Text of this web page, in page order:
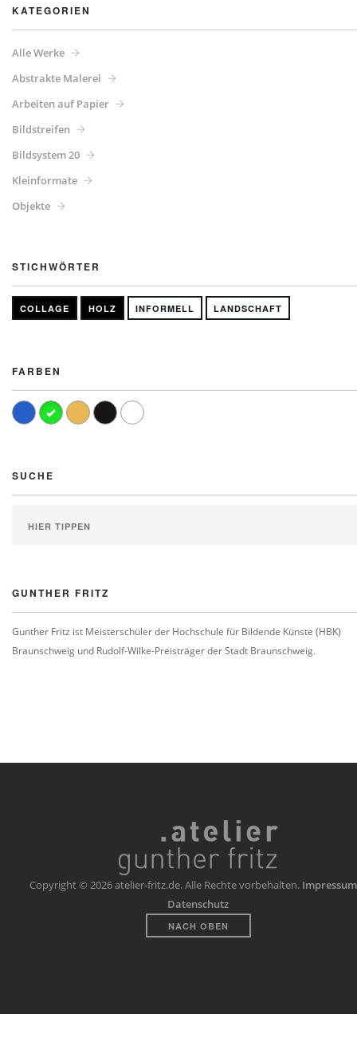
KATEGORIEN
Alle Werke
Abstrakte Malerei
Arbeiten auf Papier
Bildstreifen
Bildsystem 20
Kleinformate
Objekte
STICHWÖRTER
COLLAGE HOLZ INFORMELL LANDSCHAFT
FARBEN
SUCHE
GUNTHER FRITZ
Gunther Fritz ist Meisterschüler der Hochschule für Bildende Künste (HBK)
Braunschweig und Rudolf-Wilke-Preisträger der Stadt Braunschweig.
Copyright © 2026 atelier-fritz.de. Alle Rechte vorbehalten.
Datenschutz
NACH OBEN